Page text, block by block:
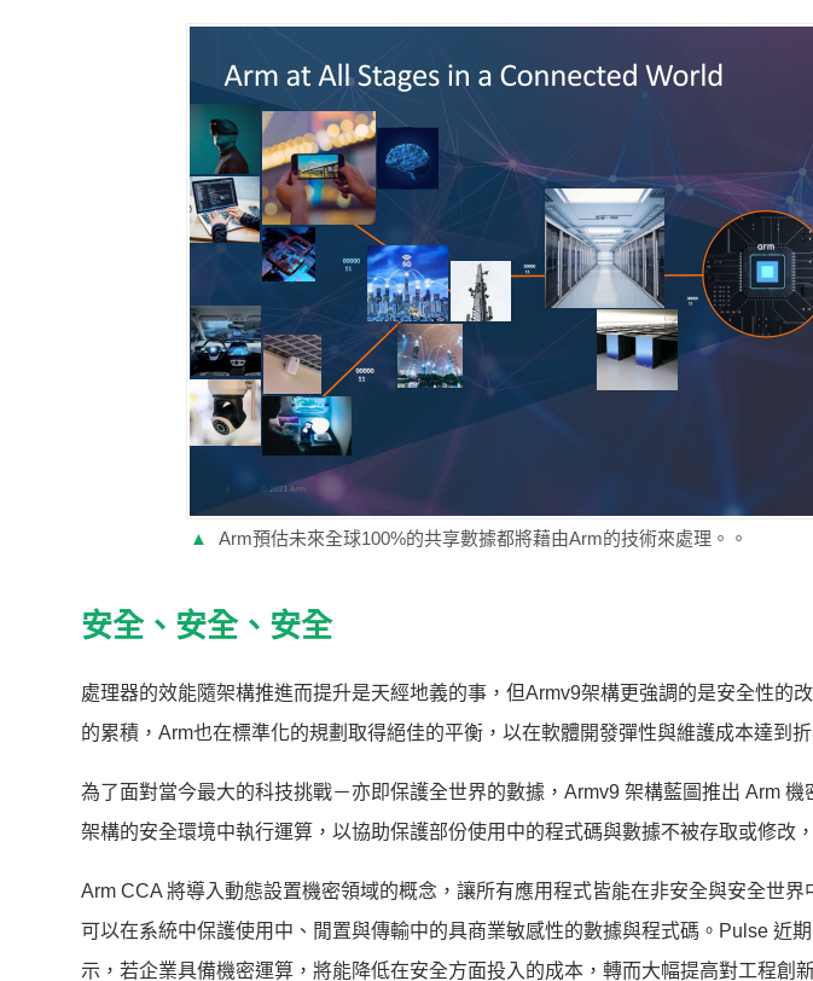
▲ Arm預估未來全球100%的共享數據都將藉由Arm的技術來處理。。
安全、安全、安全
處理器的效能隨架構推進而提升是天經地義的事，但Armv9架構更強調的是安全性的
的累積，Arm也在標準化的規劃取得絕佳的平衡，以在軟體開發彈性與維護成本達到折
為了面對當今最大的科技挑戰－亦即保護全世界的數據，Armv9 架構藍圖推出 Arm
架構的安全環境中執行運算，以協助保護部份使用中的程式碼與數據不被存取或修改
Arm CCA 將導入動態設置機密領域的概念，讓所有應用程式皆能在非安全與安全世
可以在系統中保護使用中、閒置與傳輸中的具商業敏感性的數據與程式碼。Pulse 近
示，若企業具備機密運算，將能降低在安全方面投入的成本，轉而大幅提高對工程創